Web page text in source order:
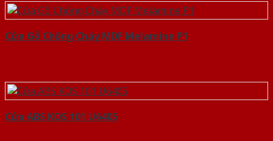
Cửa Gỗ Chống Cháy MDF Melamine P1
Cửa ABS KOS 101 U6405